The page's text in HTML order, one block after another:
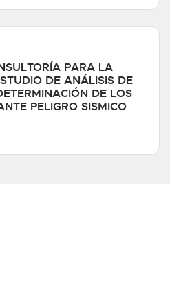
PARA LA
DE ANÁLISIS DE
DE LOS
PELIGRO SISMICO